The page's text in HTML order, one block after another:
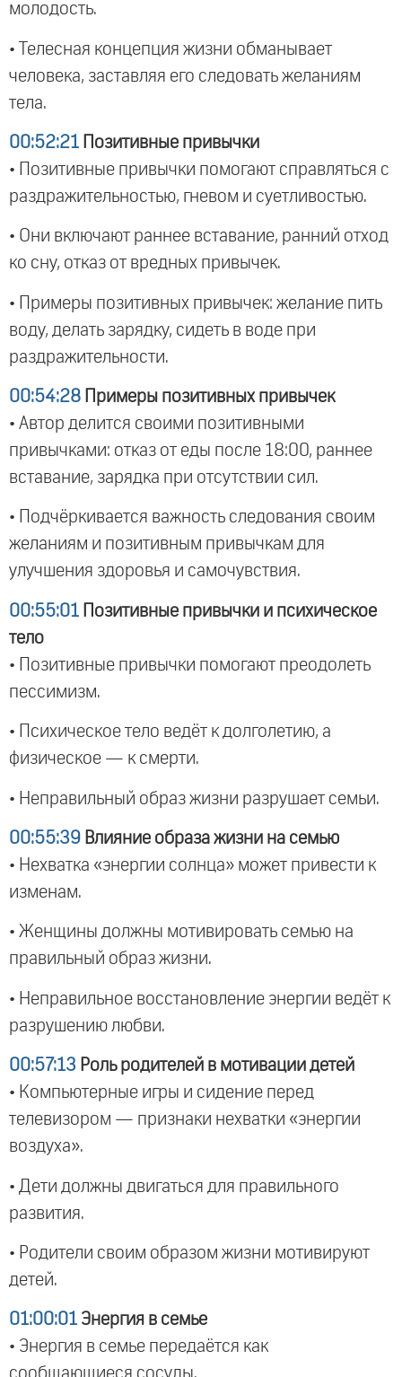
молодость.
• Телесная концепция жизни обманывает
человека, заставляя его следовать желаниям
тела.
00:52:21 Позитивные привычки
• Позитивные привычки помогают справляться с
раздражительностью, гневом и суетливостью.
• Они включают раннее вставание, ранний отход
ко сну, отказ от вредных привычек.
• Примеры позитивных привычек: желание пить
воду, делать зарядку, сидеть в воде при
раздражительности.
00:54:28 Примеры позитивных привычек
• Автор делится своими позитивными
привычками: отказ от еды после 18:00, раннее
вставание, зарядка при отсутствии сил.
• Подчёркивается важность следования своим
желаниям и позитивным привычкам для
улучшения здоровья и самочувствия.
00:55:01 Позитивные привычки и психическое
тело
• Позитивные привычки помогают преодолеть
пессимизм.
• Психическое тело ведёт к долголетию, а
физическое — к смерти.
• Неправильный образ жизни разрушает семьи.
00:55:39 Влияние образа жизни на семью
• Нехватка «энергии солнца» может привести к
изменам.
• Женщины должны мотивировать семью на
правильный образ жизни.
• Неправильное восстановление энергии ведёт к
разрушению любви.
00:57:13 Роль родителей в мотивации детей
• Компьютерные игры и сидение перед
телевизором — признаки нехватки «энергии
воздуха».
• Дети должны двигаться для правильного
развития.
• Родители своим образом жизни мотивируют
детей.
01:00:01 Энергия в семье
• Энергия в семье передаётся как